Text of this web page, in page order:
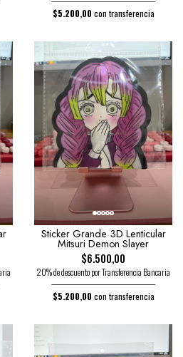
$5.200,00 con transferencia
Sticker Grande 3D Lenticular
Mitsuri Demon Slayer
$6.500,00
20% de descuento por Transferencia Bancaria
$5.200,00 con transferencia